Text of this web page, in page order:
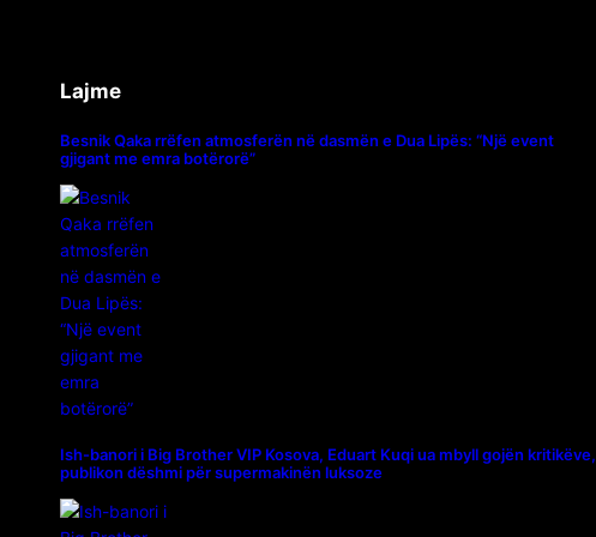
Lajme
Besnik Qaka rrëfen atmosferën në dasmën e Dua Lipës: “Një event
gjigant me emra botërorë”
Ish-banori i Big Brother VIP Kosova, Eduart Kuqi ua mbyll gojën kritikëve,
publikon dëshmi për supermakinën luksoze